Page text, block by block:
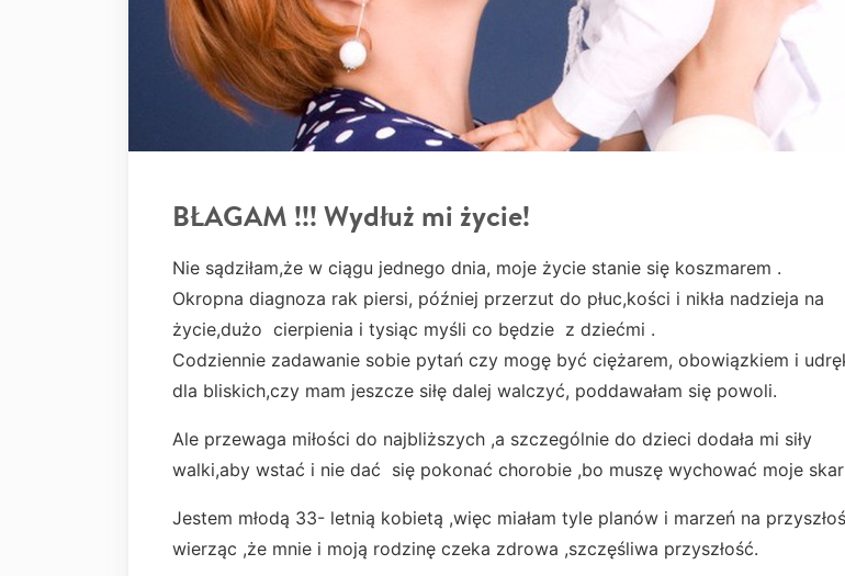
BŁAGAM !!! Wydłuż mi życie!
Nie sądziłam,że w ciągu jednego dnia, moje życie stanie się koszmarem .
Okropna diagnoza rak piersi, później przerzut do płuc,kości i nikła nadzieja na
życie,dużo cierpienia i tysiąc myśli co będzie z dziećmi .
Codziennie zadawanie sobie pytań czy mogę być ciężarem, obowiązkiem i
dla bliskich,czy mam jeszcze siłę dalej walczyć, poddawałam się powoli.
Ale przewaga miłości do najbliższych ,a szczególnie do dzieci dodała mi siły
walki,aby wstać i nie dać się pokonać chorobie ,bo muszę wychować moje
Jestem młodą 33- letnią kobietą ,więc miałam tyle planów i marzeń na
wierząc ,że mnie i moją rodzinę czeka zdrowa ,szczęśliwa przyszłość.